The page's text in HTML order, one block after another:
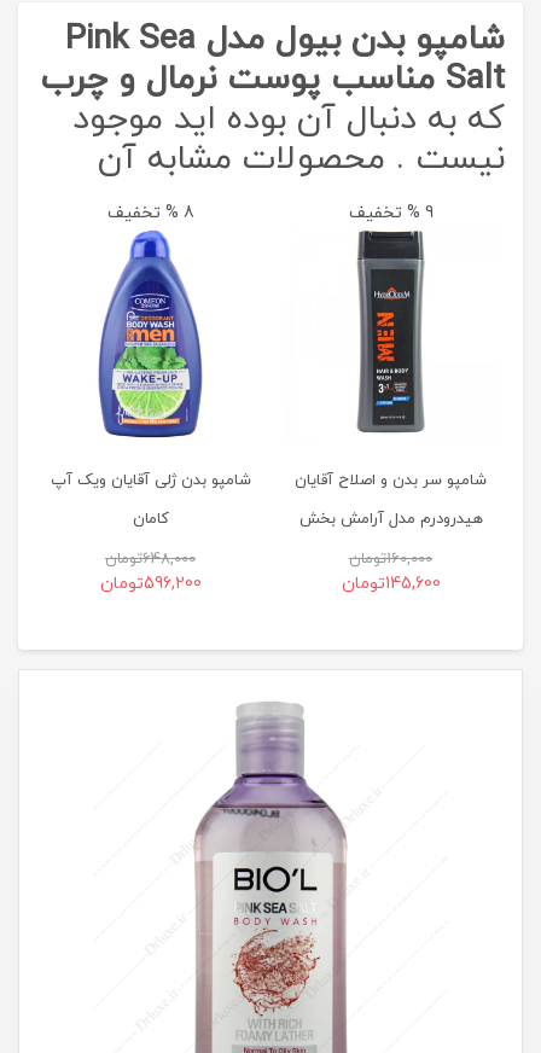
شامپو بدن بیول مدل Pink Sea
Salt مناسب پوست نرمال و چرب
که به دنبال آن بوده اید موجود
نیست . محصولات مشابه آن
9 % تخفیف
شامپو سر بدن و اصلاح آقایان
هیدرودرم مدل آرامش بخش
160,000تومان
145,600تومان
8 % تخفیف
شامپو بدن ژلی آقایان ویک آپ
کامان
648,000تومان
596,200تومان